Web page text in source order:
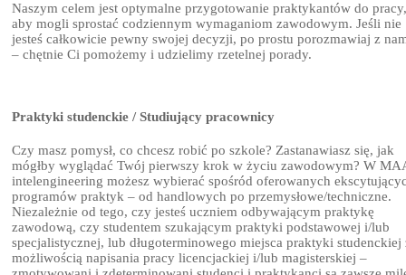
Naszym celem jest optymalne przygotowanie praktykantów do pracy,
aby mogli sprostać codziennym wymaganiom zawodowym. Jeśli nie
jesteś całkowicie pewny swojej decyzji, po prostu porozmawiaj z
– chętnie Ci pomożemy i udzielimy rzetelnej porady.
Praktyki studenckie / Studiujący pracownicy
Czy masz pomysł, co chcesz robić po szkole? Zastanawiasz się, jak
mógłby wyglądać Twój pierwszy krok w życiu zawodowym? W
intelengineering możesz wybierać spośród oferowanych
programów praktyk – od handlowych po przemysłowe/techniczne.
Niezależnie od tego, czy jesteś uczniem odbywającym praktykę
zawodową, czy studentem szukającym praktyki podstawowej i/lub
specjalistycznej, lub długoterminowego miejsca praktyki studenckiej
możliwością napisania pracy licencjackiej i/lub magisterskiej –